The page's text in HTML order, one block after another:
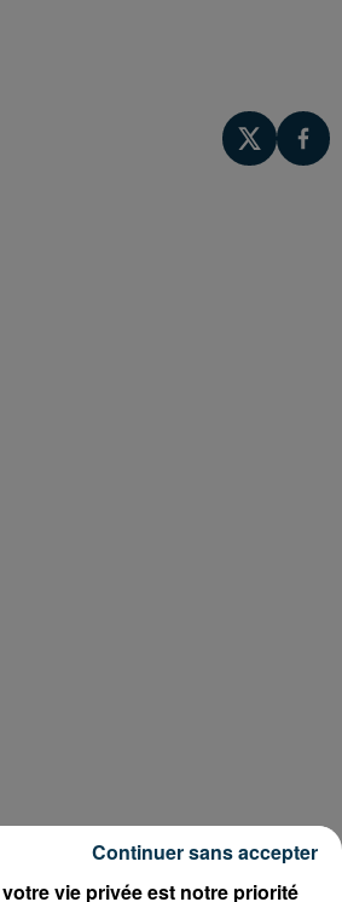
vie privée est notre priorité
Continuer sans accepter